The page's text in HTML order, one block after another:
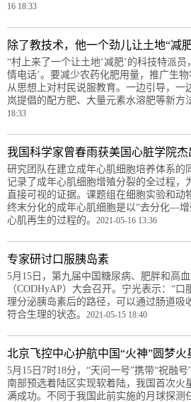
16 18:33
除了教技术，他一个劲儿让土地“减
“村上来了一个让土地‘减肥’的科技特派
情电话’。要减少农药化肥用量，推广生
从思想上对村民说服教育。一边引导，一
岚提倡的配方肥、大量元素水溶肥等新方
18:33
我国科学家曾春雨获美国心脏学院杰
研究团队在建立成年心肌细胞培养体系的
记录了成年心肌细胞增殖分裂的全过程，
直接可视的证据。课题组在细胞实验和动
终末分化的成年心肌细胞是以“去分化—
心肌再生的过程的。 2021-05-16 13:36
专家研讨口服胰岛素
5月15日，第九届中国糖尿病、肥胖和高
（CODHyAP）大会召开。宁光表示：“
理分泌胰岛素后的路径，可以通过肠道吸
符合生理的状态。 2021-05-15 18:40
北京飞控中心护航中国“火神”圆梦火
5月15日7时18分，“天问一号”携带“祝融
南部预选着陆区实现软着陆，我国首次火
满成功。不同于我国此前实施的月球探测